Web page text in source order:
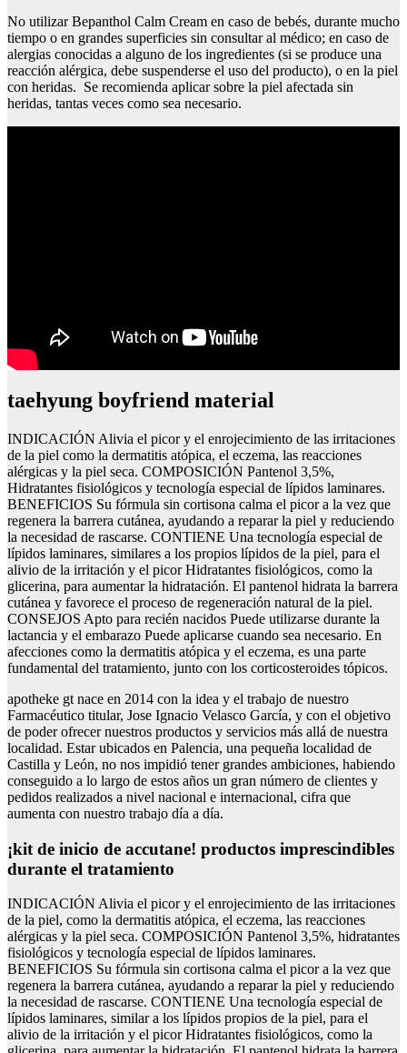
No utilizar Bepanthol Calm Cream en caso de bebés, durante mucho
tiempo o en grandes superficies sin consultar al médico; en caso de
alergias conocidas a alguno de los ingredientes (si se produce una
reacción alérgica, debe suspenderse el uso del producto), o en la piel
con heridas. Se recomienda aplicar sobre la piel afectada sin
heridas, tantas veces como sea necesario.
taehyung boyfriend material
INDICACIÓN Alivia el picor y el enrojecimiento de las irritaciones
de la piel como la dermatitis atópica, el eczema, las reacciones
alérgicas y la piel seca. COMPOSICIÓN Pantenol 3,5%,
Hidratantes fisiológicos y tecnología especial de lípidos laminares.
BENEFICIOS Su fórmula sin cortisona calma el picor a la vez que
regenera la barrera cutánea, ayudando a reparar la piel y reduciendo
la necesidad de rascarse. CONTIENE Una tecnología especial de
lípidos laminares, similares a los propios lípidos de la piel, para el
alivio de la irritación y el picor Hidratantes fisiológicos, como la
glicerina, para aumentar la hidratación. El pantenol hidrata la barrera
cutánea y favorece el proceso de regeneración natural de la piel.
CONSEJOS Apto para recién nacidos Puede utilizarse durante la
lactancia y el embarazo Puede aplicarse cuando sea necesario. En
afecciones como la dermatitis atópica y el eczema, es una parte
fundamental del tratamiento, junto con los corticosteroides tópicos.
apotheke gt nace en 2014 con la idea y el trabajo de nuestro
Farmacéutico titular, Jose Ignacio Velasco García, y con el objetivo
de poder ofrecer nuestros productos y servicios más allá de nuestra
localidad. Estar ubicados en Palencia, una pequeña localidad de
Castilla y León, no nos impidió tener grandes ambiciones, habiendo
conseguido a lo largo de estos años un gran número de clientes y
pedidos realizados a nivel nacional e internacional, cifra que
aumenta con nuestro trabajo día a día.
¡kit de inicio de accutane! productos imprescindibles
durante el tratamiento
INDICACIÓN Alivia el picor y el enrojecimiento de las irritaciones
de la piel, como la dermatitis atópica, el eczema, las reacciones
alérgicas y la piel seca. COMPOSICIÓN Pantenol 3,5%, hidratantes
fisiológicos y tecnología especial de lípidos laminares.
BENEFICIOS Su fórmula sin cortisona calma el picor a la vez que
regenera la barrera cutánea, ayudando a reparar la piel y reduciendo
la necesidad de rascarse. CONTIENE Una tecnología especial de
lípidos laminares, similar a los lípidos propios de la piel, para el
alivio de la irritación y el picor Hidratantes fisiológicos, como la